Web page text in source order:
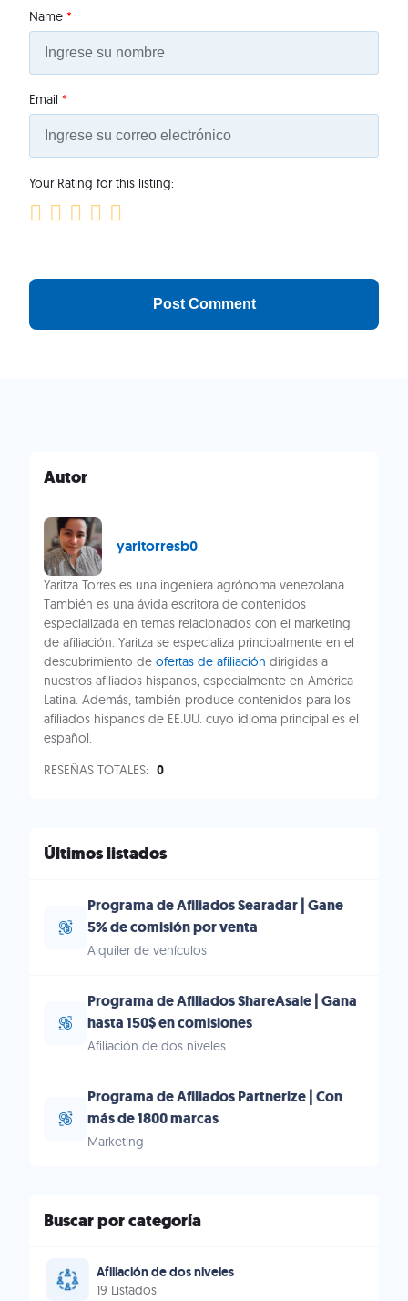
Name *
Email *
Your Rating for this listing:
Autor
yaritorresb0
Yaritza Torres es una ingeniera agrónoma venezolana.
También es una ávida escritora de contenidos
especializada en temas relacionados con el marketing
de afiliación. Yaritza se especializa principalmente en el
descubrimiento de ofertas de afiliación dirigidas a
nuestros afiliados hispanos, especialmente en América
Latina. Además, también produce contenidos para los
afiliados hispanos de EE.UU. cuyo idioma principal es el
español.
RESEÑAS TOTALES: 0
Últimos listados
Programa de Afiliados Searadar | Gane
5% de comisión por venta
Alquiler de vehículos
Programa de Afiliados ShareAsale | Gana
hasta 150$ en comisiones
Afiliación de dos niveles
Programa de Afiliados Partnerize | Con
más de 1800 marcas
Marketing
Buscar por categoría
Afiliación de dos niveles
19 Listados